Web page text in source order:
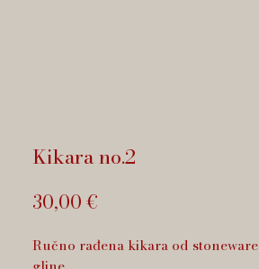
Kikara no.2
30,00 €
Ručno rađena kikara od stoneware